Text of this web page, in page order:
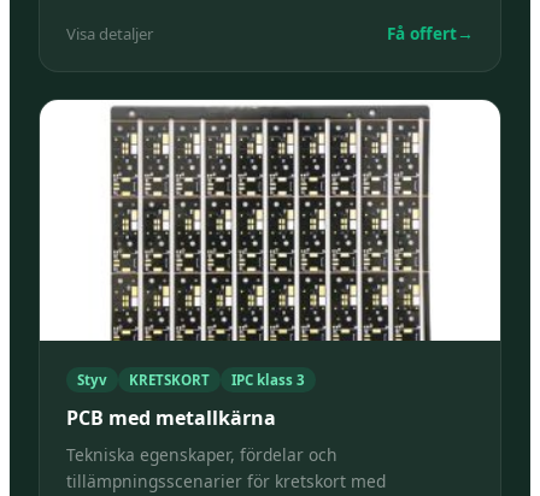
Visa detaljer Få offert→
Styv KRETSKORT IPC klass 3
PCB med metallkärna
Tekniska egenskaper, fördelar och
tillämpningsscenarier för kretskort med